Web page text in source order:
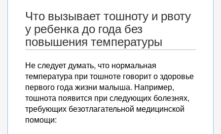
Что вызывает тошноту и рвоту
у ребенка до года без
повышения температуры
Не следует думать, что нормальная
температура при тошноте говорит о здоровье
первого года жизни малыша. Например,
тошнота появится при следующих болезнях,
требующих безотлагательной медицинской
помощи: